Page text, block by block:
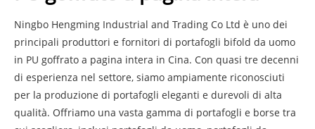
Ningbo Hengming Industrial and Trading Co Ltd è uno dei
principali produttori e fornitori di portafogli bifold da uomo
in PU goffrato a pagina intera in Cina. Con quasi tre decenni
di esperienza nel settore, siamo ampiamente riconosciuti
per la produzione di portafogli eleganti e durevoli di alta
qualità. Offriamo una vasta gamma di portafogli e borse tra